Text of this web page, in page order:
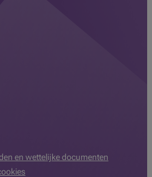
en wettelijke documenten